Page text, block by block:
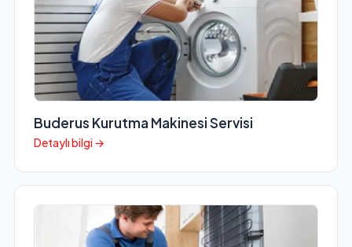
Buderus Kurutma Makinesi Servisi
Detaylı bilgi →